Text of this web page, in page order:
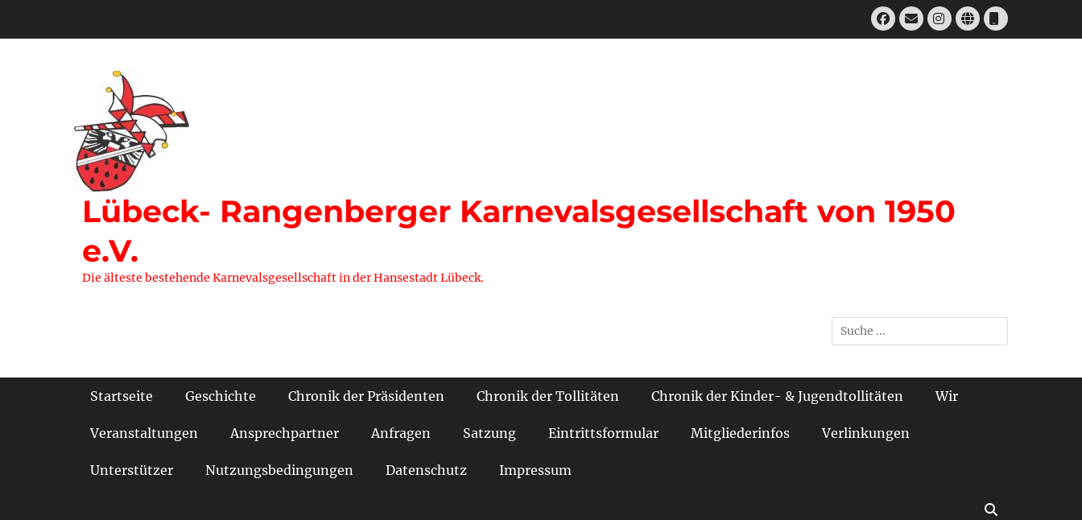
Facebook
E-
Mail
Instagram
WebsiteTelefon
Lübeck- Rangenberger Karnevalsgesellschaft von 1950
e.V.
Die älteste bestehende Karnevalsgesellschaft in der Hansestadt Lübeck.
Suchen
nach:
Primäres Menü
Startseite Geschichte Chronik der Präsidenten Chronik der Tollitäten Chronik der Kinder- & Jugendtollitäten Wir
Veranstaltungen Ansprechpartner Anfragen Satzung Eintrittsformular Mitgliederinfos Verlinkungen
Unterstützer Nutzungsbedingungen Datenschutz Impressum